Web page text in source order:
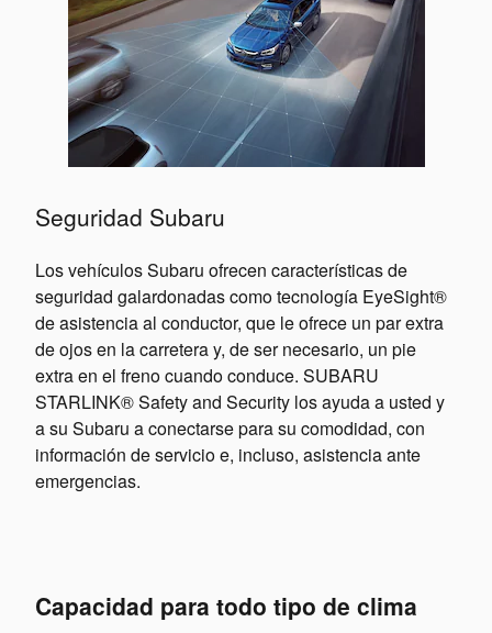
Seguridad Subaru
Los vehículos Subaru ofrecen características de
seguridad galardonadas como tecnología EyeSight®
de asistencia al conductor, que le ofrece un par extra
de ojos en la carretera y, de ser necesario, un pie
extra en el freno cuando conduce. SUBARU
STARLINK® Safety and Security los ayuda a usted y
a su Subaru a conectarse para su comodidad, con
información de servicio e, incluso, asistencia ante
emergencias.
Capacidad para todo tipo de clima